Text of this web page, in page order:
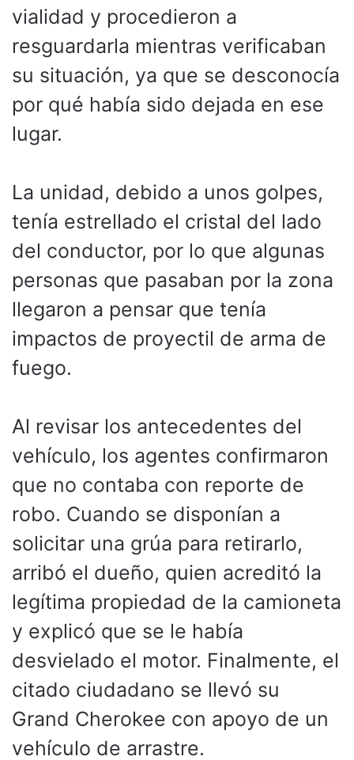
vialidad y procedieron a
resguardarla mientras verificaban
su situación, ya que se desconocía
por qué había sido dejada en ese
lugar.
La unidad, debido a unos golpes,
tenía estrellado el cristal del lado
del conductor, por lo que algunas
personas que pasaban por la zona
llegaron a pensar que tenía
impactos de proyectil de arma de
fuego.
Al revisar los antecedentes del
vehículo, los agentes confirmaron
que no contaba con reporte de
robo. Cuando se disponían a
solicitar una grúa para retirarlo,
arribó el dueño, quien acreditó la
legítima propiedad de la camioneta
y explicó que se le había
desvielado el motor. Finalmente, el
citado ciudadano se llevó su
Grand Cherokee con apoyo de un
vehículo de arrastre.